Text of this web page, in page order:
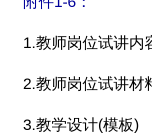
1.教师岗位试讲内
2.教师岗位试讲材
3.教学设计(模板)